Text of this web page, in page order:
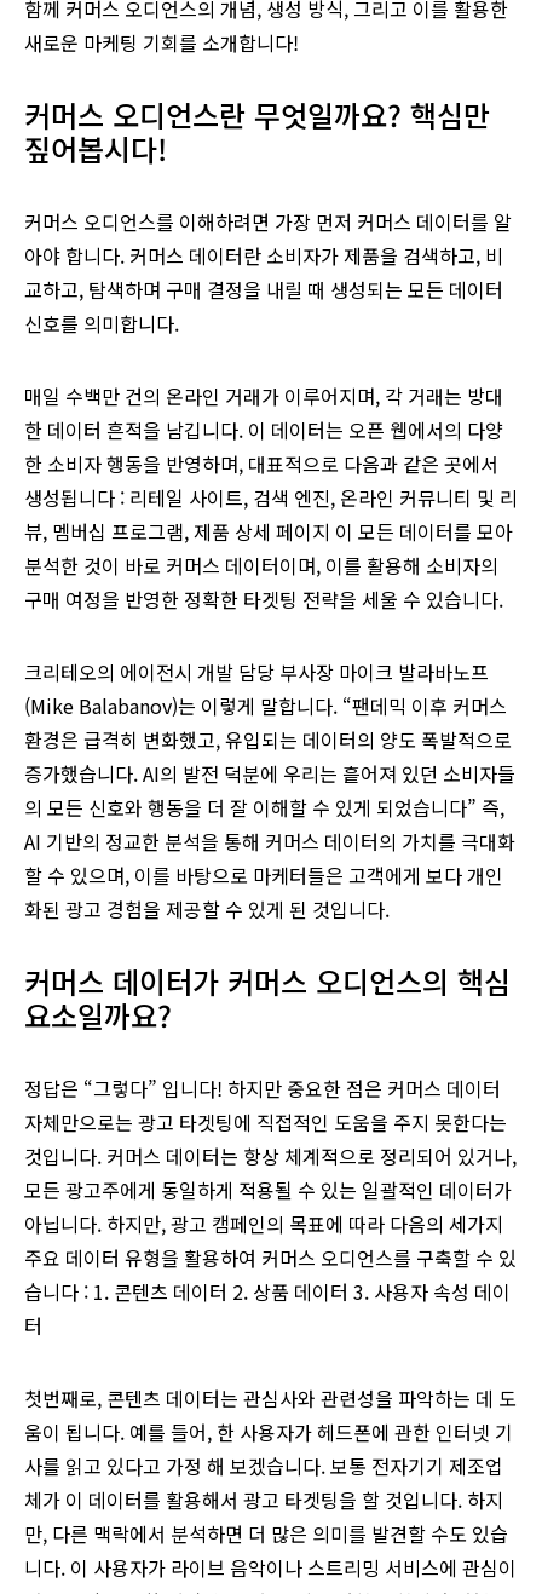
함께 커머스 오디언스의 개념, 생성 방식, 그리고 이를 활용한
새로운 마케팅 기회를 소개합니다!
커머스 오디언스란 무엇일까요? 핵심만
짚어봅시다!
커머스 오디언스를 이해하려면 가장 먼저 커머스 데이터를 알
아야 합니다. 커머스 데이터란 소비자가 제품을 검색하고, 비
교하고, 탐색하며 구매 결정을 내릴 때 생성되는 모든 데이터
신호를 의미합니다.
매일 수백만 건의 온라인 거래가 이루어지며, 각 거래는 방대
한 데이터 흔적을 남깁니다. 이 데이터는 오픈 웹에서의 다양
한 소비자 행동을 반영하며, 대표적으로 다음과 같은 곳에서
생성됩니다 : 리테일 사이트, 검색 엔진, 온라인 커뮤니티 및 리
뷰, 멤버십 프로그램, 제품 상세 페이지 이 모든 데이터를 모아
분석한 것이 바로 커머스 데이터이며, 이를 활용해 소비자의
구매 여정을 반영한 정확한 타겟팅 전략을 세울 수 있습니다.
크리테오의 에이전시 개발 담당 부사장 마이크 발라바노프
(Mike Balabanov)는 이렇게 말합니다. “팬데믹 이후 커머스
환경은 급격히 변화했고, 유입되는 데이터의 양도 폭발적으로
증가했습니다. AI의 발전 덕분에 우리는 흩어져 있던 소비자들
의 모든 신호와 행동을 더 잘 이해할 수 있게 되었습니다” 즉,
AI 기반의 정교한 분석을 통해 커머스 데이터의 가치를 극대화
할 수 있으며, 이를 바탕으로 마케터들은 고객에게 보다 개인
화된 광고 경험을 제공할 수 있게 된 것입니다.
커머스 데이터가 커머스 오디언스의 핵심
요소일까요?
정답은 “그렇다” 입니다! 하지만 중요한 점은 커머스 데이터
자체만으로는 광고 타겟팅에 직접적인 도움을 주지 못한다는
것입니다. 커머스 데이터는 항상 체계적으로 정리되어 있거나,
모든 광고주에게 동일하게 적용될 수 있는 일괄적인 데이터가
아닙니다. 하지만, 광고 캠페인의 목표에 따라 다음의 세가지
주요 데이터 유형을 활용하여 커머스 오디언스를 구축할 수 있
습니다 : 1. 콘텐츠 데이터 2. 상품 데이터 3. 사용자 속성 데이
터
첫번째로, 콘텐츠 데이터는 관심사와 관련성을 파악하는 데 도
움이 됩니다. 예를 들어, 한 사용자가 헤드폰에 관한 인터넷 기
사를 읽고 있다고 가정 해 보겠습니다. 보통 전자기기 제조업
체가 이 데이터를 활용해서 광고 타겟팅을 할 것입니다. 하지
만, 다른 맥락에서 분석하면 더 많은 의미를 발견할 수도 있습
니다. 이 사용자가 라이브 음악이나 스트리밍 서비스에 관심이